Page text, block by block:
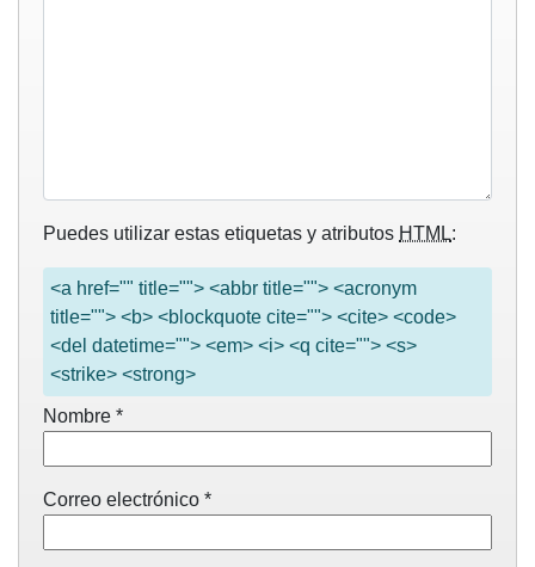
Puedes utilizar estas etiquetas y atributos HTML:
<a href="" title=""> <abbr title=""> <acronym
title=""> <b> <blockquote cite=""> <cite> <code>
<del datetime=""> <em> <i> <q cite=""> <s>
<strike> <strong>
Nombre *
Correo electrónico *